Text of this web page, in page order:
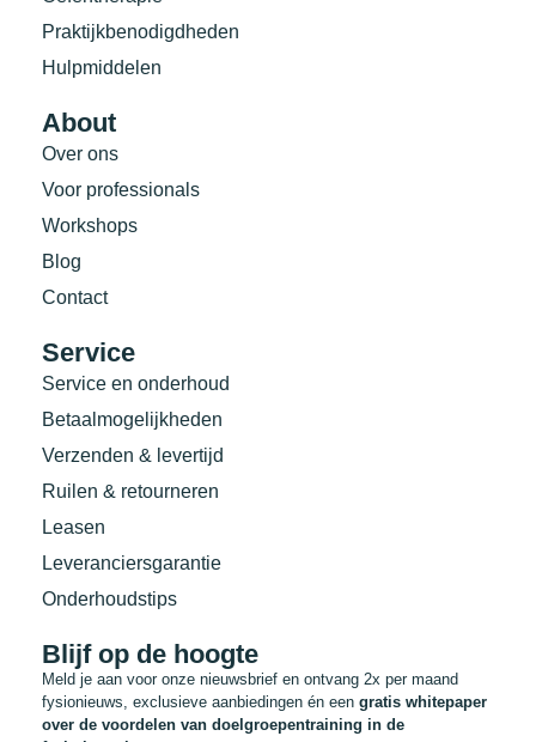
Praktijkbenodigdheden
Hulpmiddelen
About
Over ons
Voor professionals
Workshops
Blog
Contact
Service
Service en onderhoud
Betaalmogelijkheden
Verzenden & levertijd
Ruilen & retourneren
Leasen
Leveranciersgarantie
Onderhoudstips
Blijf op de hoogte
Meld je aan voor onze nieuwsbrief en ontvang 2x per maand
fysionieuws, exclusieve aanbiedingen én een gratis whitepaper
over de voordelen van doelgroepentraining in de